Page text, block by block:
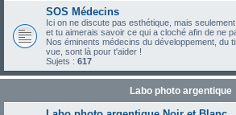
SOS Médecins
Ici on ne discute pas esthétique, mais
et tu aimerais savoir ce qui a cloché afin de ne
Nos éminents médecins du développement, du
vue, sont là pour t'aider !
Sujets : 617
Labo photo argentique